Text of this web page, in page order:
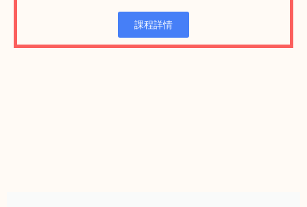
課程詳情